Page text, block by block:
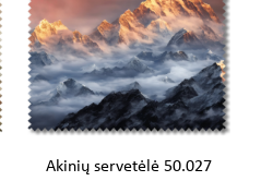
Akinių servetėlė 50.027